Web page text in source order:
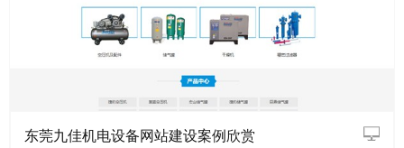
东莞九佳机电设备网站建设案例欣赏